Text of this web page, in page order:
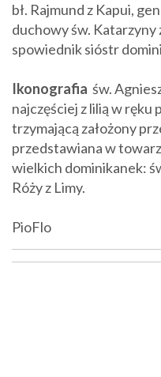
bł. Rajmund z Kapui,
duchowy św. Katarzyny
spowiednik sióstr
Ikonografia św.
najczęściej z lilią w ręku
trzymającą założony
przedstawiana w
wielkich dominikanek:
Róży z Limy.
PioFlo